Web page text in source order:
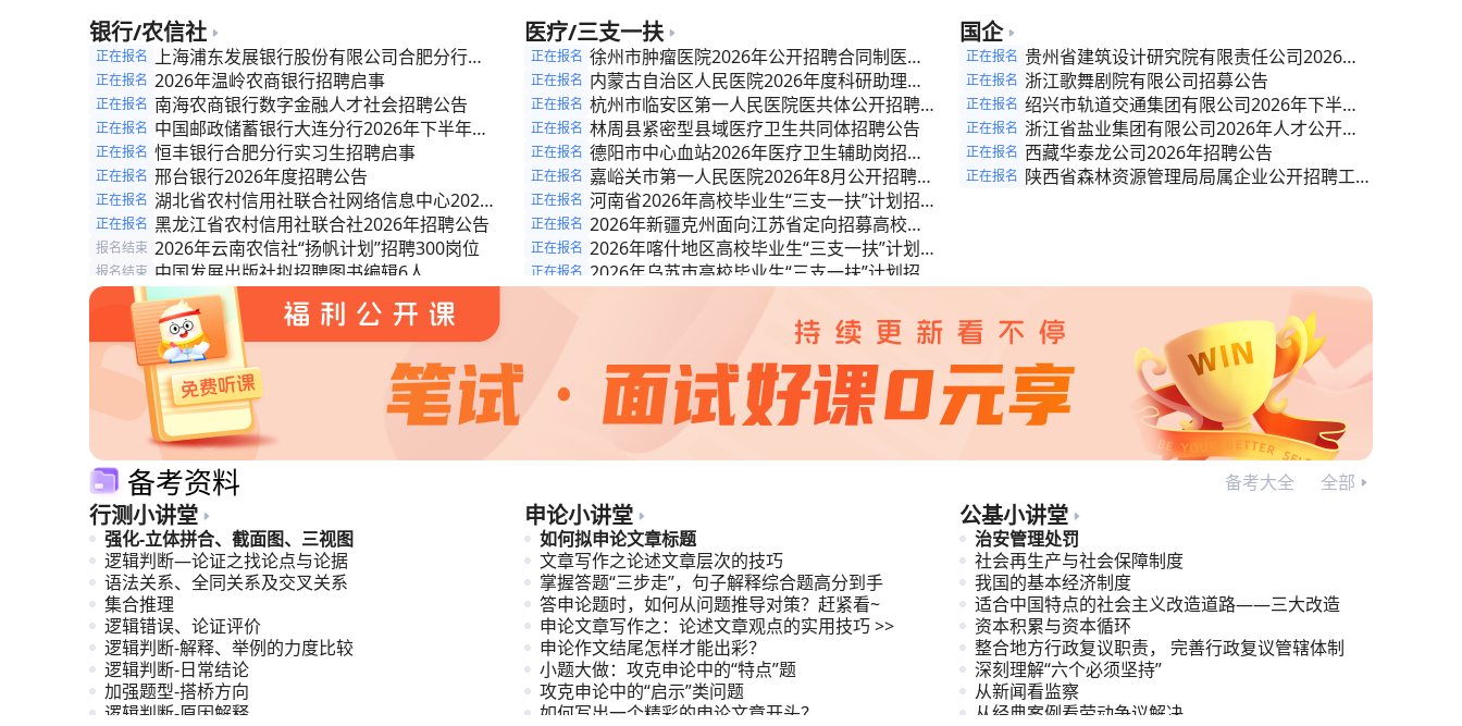
告
报名结束 2026年度济宁市各级机关补充录用公务员公
告
报名结束 新疆维吾尔自治区法院系统2026年度专项招
录法官助理公告
报名结束
阿里地区关于2026年度从优秀乡村振兴等专
干中招录（聘）公务员（事业编制人员）的公
告
银行/农信社
正在报名 上海浦东发展银行股份有限公司合肥分行
2026年公开招聘4名工作人员
正在报名 2026年温岭农商银行招聘启事
正在报名 南海农商银行数字金融人才社会招聘公告
正在报名 中国邮政储蓄银行大连分行2026年下半年社
会招聘
正在报名 恒丰银行合肥分行实习生招聘启事
正在报名 邢台银行2026年度招聘公告
正在报名 湖北省农村信用社联合社网络信息中心2026
年度招聘劳务派遣科技专业人才公告（第二
批）
正在报名 黑龙江省农村信用社联合社2026年招聘公告
报名结束 2026年云南农信社“扬帆计划”招聘300岗位
报名结束 中国发展出版社拟招聘图书编辑6人
报名结束 安徽省农村信用社联合社金融科技人员常态化
招聘公告
报名结束 安徽省农村信用社联合社招聘公告
医疗/三支一扶
正在报名 徐州市肿瘤医院2026年公开招聘合同制医务
人员公告
正在报名 内蒙古自治区人民医院2026年度科研助理岗
位第二次招聘公告
正在报名 杭州市临安区第一人民医院医共体公开招聘编
外工作人员公告
正在报名 林周县紧密型县域医疗卫生共同体招聘公告
正在报名 德阳市中心血站2026年医疗卫生辅助岗招募
公告（二）
正在报名 嘉峪关市第一人民医院2026年8月公开招聘聘
用制专业技术人员公告
正在报名 河南省2026年高校毕业生“三支一扶”计划招募
公告
正在报名 2026年新疆克州面向江苏省定向招募高校毕
业生“三支一扶”计划人员的公告
正在报名 2026年喀什地区高校毕业生“三支一扶”计划招
募公告
正在报名 2026年乌苏市高校毕业生“三支一扶”计划招募
2026年和布克赛尔县高校毕业生“三支一扶”计
国企
正在报名 贵州省建筑设计研究院有限责任公司2026年
公开招聘公告
正在报名 浙江歌舞剧院有限公司招募公告
正在报名 绍兴市轨道交通集团有限公司2026年下半年
社会招聘公告
正在报名 浙江省盐业集团有限公司2026年人才公开招
聘公告
正在报名 西藏华泰龙公司2026年招聘公告
正在报名 陕西省森林资源管理局局属企业公开招聘工作
备考资料 备考大全 全部
行测小讲堂
强化-立体拼合、截面图、三视图
逻辑判断—论证之找论点与论据
语法关系、全同关系及交叉关系
集合推理
逻辑错误、论证评价
逻辑判断-解释、举例的力度比较
逻辑判断-日常结论
加强题型-搭桥方向
逻辑判断-原因解释
申论小讲堂
如何拟申论文章标题
文章写作之论述文章层次的技巧
掌握答题“三步走”，句子解释综合题高分到手
答申论题时，如何从问题推导对策？赶紧看~
申论文章写作之：论述文章观点的实用技巧 >>
申论作文结尾怎样才能出彩？
小题大做：攻克申论中的“特点”题
攻克申论中的“启示”类问题
如何写出一个精彩的申论文章开头？
公基小讲堂
治安管理处罚
社会再生产与社会保障制度
我国的基本经济制度
适合中国特点的社会主义改造道路——三大改造
资本积累与资本循环
整合地方行政复议职责， 完善行政复议管辖体制
深刻理解“六个必须坚持”
从新闻看监察
从经典案例看劳动争议解决